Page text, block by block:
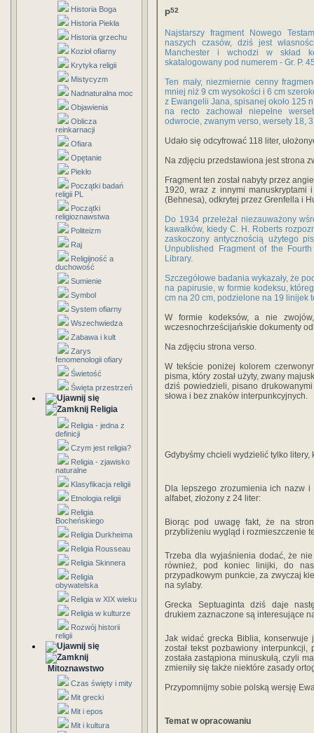
Historia Boga
Historia Piekła
Historia grzechu
Kozioł ofiarny
Krytyka religii
Mistycyzm
Nadnaturalna moc
Objawienia
Oblicza
reinkarnacji
Ofiara
Opętanie
Piekło
Początki badań
religii PL
Początki
religioznawstwa
Politeizm
Raj
Religijność a
duchowość
Sumienie
Symbol
System ofiarny
Wszechwiedza
Zabawa i kult
Zarys
fenomenologii ofiary
Świetość
Święta przestrzeń
Religia
Religia - jedna z
definicji
Czym jest religia?
Religia - zjawisko
naturalne
Klasyfikacja religii
Etnologia religii
Religia
Bocheńskiego
Religia Durkheima
Religia Rousseau
Religia Skinnera
Religia
obywatelska
Religia w XIX wieku
Religia w kulturze
Rozwój historii
religii
Mitoznawstwo
Czas święty i mity
Mit grecki
Mit i epos
Mit i kultura
P52
Najstarszy fragment Nowego
naszych czasów, dziś jest
Manchester i wchodzi w skład
skatalogowany pod numerem - Gr. P.
Ten mały, niezmiernie cenny
mniej niż 9 cm wysokości i 6 cm
z Ewangelii Jana, spisanej około 125
na recto zachował niepełne
odwrocie, zwanym verso, wersety 18,
Udało się odcyfrować 118 liter,
Na zdjęciu przedstawiona jest strona
Fragment ten został nabyty przez
1920, wraz z innymi manuskryptami
(Behnesa), odkrytej przez Grenfella i
Do 1934 przeleżał niezauważony
kawałków, kiedy C. H. Roberts
zaskoczony antycznością użytego
Unpublished Fragment of the
Library.
Szczegółowe badania wykazały, że
na papirusie, w formie kodeksu,
cm na 20 cm, podzielone na 19 linijek
W formie kodeksów, a nie
wczesnochrześcijańskie dokumenty
Na zdjęciu strona verso.
W tekście poniżej kolorem
pisma, który został użyty, zwany
dziś powiedzieli, pisano
słowa i bez znaków interpunkcyjnych.
Gdybyśmy chcieli wydzielić tylko litery,
Dla lepszego zrozumienia ich nazw
alfabet, złożony z 24 liter:
Biorąc pod uwagę fakt, że na
przybliżeniu wygląd i rozmieszczenie
Trzeba dla wyjaśnienia dodać, że
również, pod koniec linijki, do
przypadkowym punkcie, za zwyczaj
na sylaby.
Grecka Septuaginta dziś daje
drukiem zaznaczone są interesujące
Jak widać grecka Biblia, konserwuje
został tekst pozbawiony
została zastąpiona minuskułą, czyli
zmieniły się także niektóre zasady
Przypomnijmy sobie polską wersję
Temat w opracowaniu